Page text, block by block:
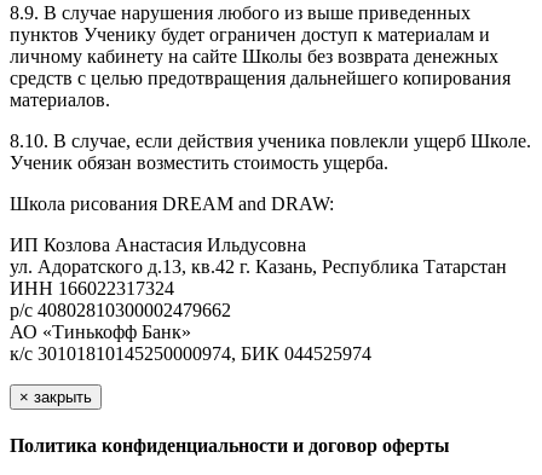
8.9. В случае нарушения любого из выше приведенных
пунктов Ученику будет ограничен доступ к материалам и
личному кабинету на сайте Школы без возврата денежных
средств с целью предотвращения дальнейшего копирования
материалов.
8.10. В случае, если действия ученика повлекли ущерб Школе.
Ученик обязан возместить стоимость ущерба.
Школа рисования DREAM and DRAW:
ИП Козлова Анастасия Ильдусовна
ул. Адоратского д.13, кв.42 г. Казань, Республика Татарстан
ИНН 166022317324
р/с 40802810300002479662
АО «Тинькофф Банк»
к/с 30101810145250000974, БИК 044525974
× закрыть
Политика конфиденциальности и договор оферты